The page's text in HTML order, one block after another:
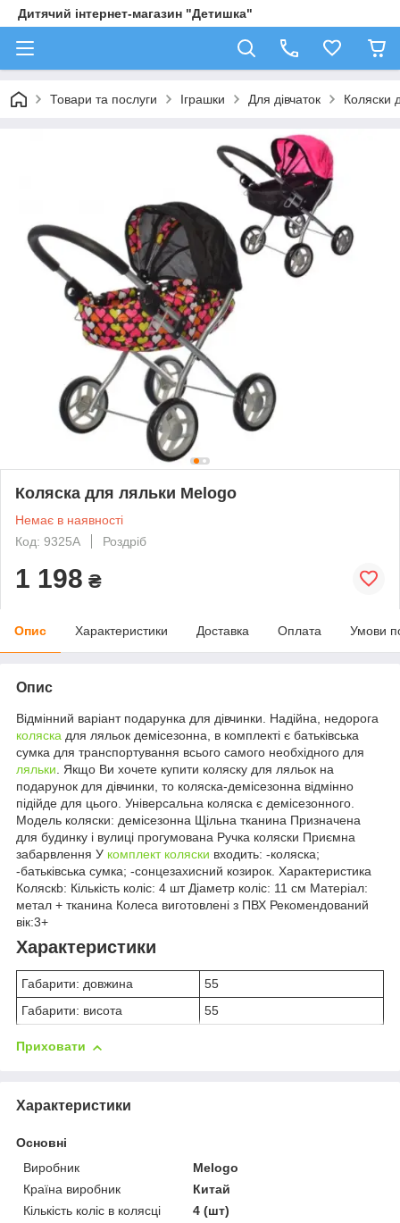
Дитячий інтернет-магазин "Детишка"
Товари та послуги Іграшки Для дівчаток Коляски
Коляска для ляльки Melogo
Немає в наявності
Код: 9325A
Роздріб
1 198 ₴
Опис Характеристики Доставка Оплата Умови
Опис
Відмінний варіант подарунка для дівчинки. Надійна, недорога
коляска для ляльок демісезонна, в комплекті є батьківська
сумка для транспортування всього самого необхідного для
ляльки . Якщо Ви хочете купити коляску для ляльок на
подарунок для дівчинки, то коляска-демісезонна відмінно
підійде для цього. Універсальна коляска є демісезонного.
Модель коляски: демісезонна Щільна тканина Призначена
для будинку і вулиці прогумована Ручка коляски Приємна
забарвлення У комплект коляски входить: -коляска;
-батьківська сумка; -сонцезахисний козирок. Характеристика
Коляскb: Кількість коліс: 4 шт Діаметр коліс: 11 см Матеріал:
метал + тканина Колеса виготовлені з ПВХ Рекомендований
вік:3+
Характеристики
Габарити: довжина
55
Габарити: висота
55
Приховати
Характеристики
Основні
Виробник
Melogo
Країна виробник
Китай
Кількість коліс в колясці
4 (шт)